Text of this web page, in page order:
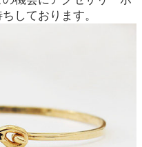
しております。